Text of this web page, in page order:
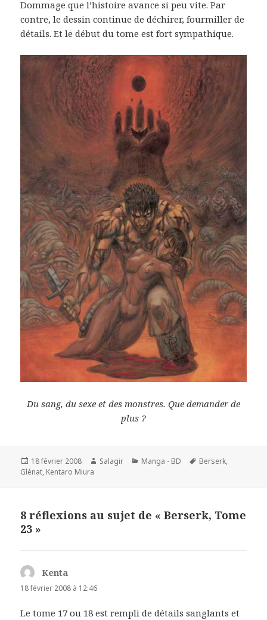
Dommage que l’histoire avance si peu vite. Par
contre, le dessin continue de déchirer, fourmiller de
détails. Et le début du tome est fort sympathique.
Du sang, du sexe et des monstres. Que demander de
plus ?
Publié
le
18 février 2008 Auteur
Salagir Catégories
Manga - BD
Mots-
Berserk,
Glénat, Kentaro Miura
8 réflexions au sujet de « Berserk, Tome
23 »
Kenta
18 février 2008 à 12:46
Le tome 17 ou 18 est rempli de détails sanglants et